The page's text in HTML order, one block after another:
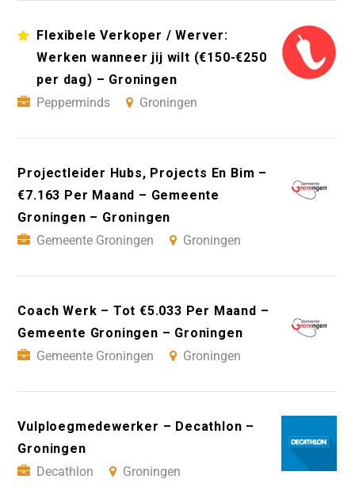
Flexibele Verkoper / Werver:
Werken wanneer jij wilt (€150-€250
per dag) – Groningen
Pepperminds
Groningen
Projectleider Hubs, Projects En Bim –
€7.163 Per Maand – Gemeente
Groningen – Groningen
Gemeente Groningen
Groningen
Coach Werk – Tot €5.033 Per Maand –
Gemeente Groningen – Groningen
Gemeente Groningen
Groningen
Vulploegmedewerker – Decathlon –
Groningen
Decathlon
Groningen